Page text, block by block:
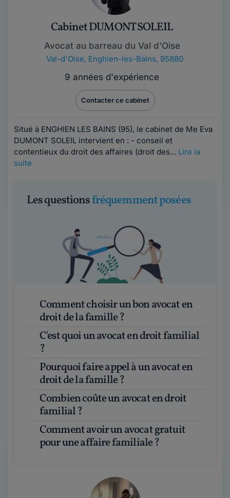
Cabinet DUMONT SOLEIL
Avocat au barreau du Val d'Oise
Val-d'Oise, Enghien-les-Bains, 95880
9 années d'expérience
Contacter ce cabinet
Situé à ENGHIEN LES BAINS (95), le cabinet de Me Eva
DUMONT SOLEIL intervient en : - conseil et
contentieux du droit des affaires (droit des... Lire la
suite
Les questionsfréquemment posées
Comment choisir un bon avocat en
droit de la famille ?
C'est quoi un avocat en droit familial
?
Pourquoi faire appel à un avocat en
droit de la famille ?
Combien coûte un avocat en droit
familial ?
Comment avoir un avocat gratuit
pour une affaire familiale ?